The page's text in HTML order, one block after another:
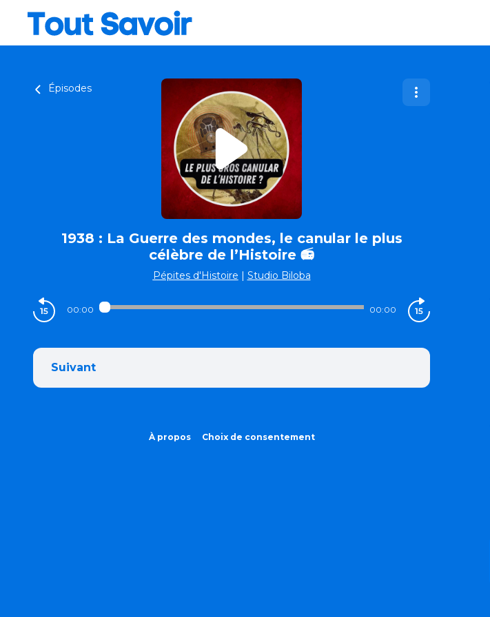
Épisodes
1938 : La Guerre des mondes, le canular le plus
célèbre de l’Histoire 📻
Pépites d'Histoire | Studio Biloba
00:00 00:00
Suivant
À propos Choix de consentement